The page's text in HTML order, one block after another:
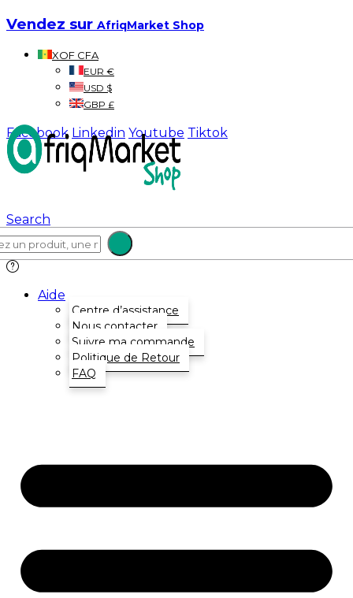
Vendez sur AfriqMarket Shop
XOF CFA
EUR €
USD $
GBP £
Facebook Linkedin Youtube Tiktok
Search
Aide
Centre d’assistance
Nous contacter
Suivre ma commande
Politique de Retour
FAQ